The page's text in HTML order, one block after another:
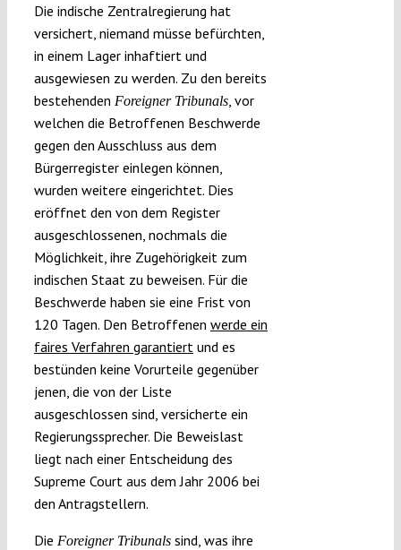
Die indische Zentralregierung hat
versichert, niemand müsse befürchten,
in einem Lager inhaftiert und
ausgewiesen zu werden. Zu den bereits
bestehenden Foreigner Tribunals, vor
welchen die Betroffenen Beschwerde
gegen den Ausschluss aus dem
Bürgerregister einlegen können,
wurden weitere eingerichtet. Dies
eröffnet den von dem Register
ausgeschlossenen, nochmals die
Möglichkeit, ihre Zugehörigkeit zum
indischen Staat zu beweisen. Für die
Beschwerde haben sie eine Frist von
120 Tagen. Den Betroffenen werde ein
faires Verfahren garantiert und es
bestünden keine Vorurteile gegenüber
jenen, die von der Liste
ausgeschlossen sind, versicherte ein
Regierungssprecher. Die Beweislast
liegt nach einer Entscheidung des
Supreme Court aus dem Jahr 2006 bei
den Antragstellern.
Die Foreigner Tribunalssind, was ihre